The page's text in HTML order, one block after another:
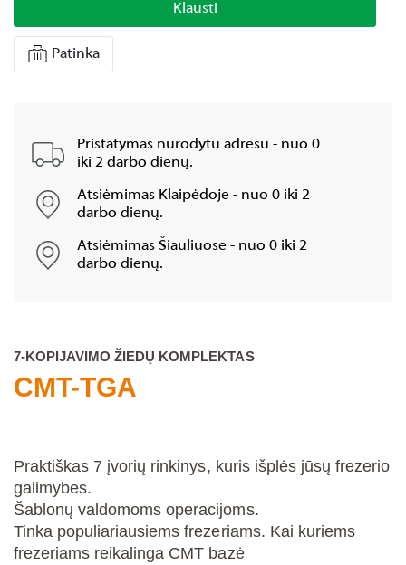
Klausti
Patinka
Pristatymas nurodytu adresu - nuo 0
iki 2 darbo dienų.
Atsiėmimas Klaipėdoje - nuo 0 iki 2
darbo dienų.
Atsiėmimas Šiauliuose - nuo 0 iki 2
darbo dienų.
7-KOPIJAVIMO ŽIEDŲ KOMPLEKTAS
CMT-TGA
Praktiškas 7 įvorių rinkinys, kuris išplės jūsų frezerio
galimybes.
Šablonų valdomoms operacijoms.
Tinka populiariausiems frezeriams. Kai kuriems
frezeriams reikalinga CMT bazė